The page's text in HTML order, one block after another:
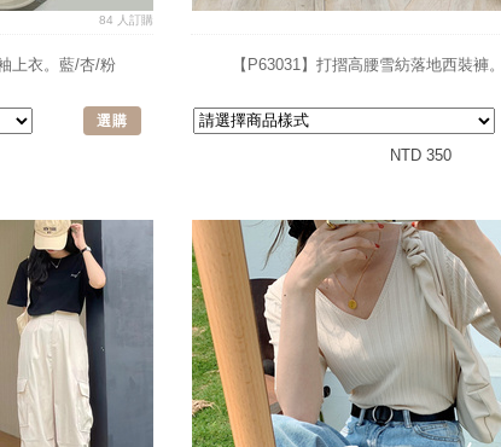
84 人訂購
上衣。藍/杏/粉
選購
【P63031】打摺高腰雪紡落地西裝褲
NTD 350